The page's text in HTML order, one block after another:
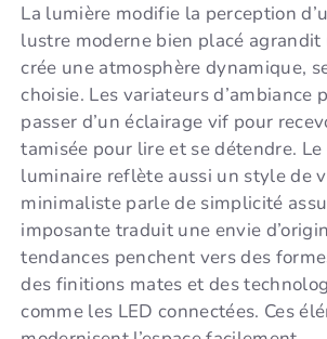
La lumière modifie la perception
lustre moderne bien placé
crée une atmosphère dynamique,
choisie. Les variateurs d’ambiance
passer d’un éclairage vif pour
tamisée pour lire et se détendre. Le
luminaire reflète aussi un style de
minimaliste parle de simplicité
imposante traduit une envie
tendances penchent vers des
des finitions mates et des
comme les LED connectées. Ces